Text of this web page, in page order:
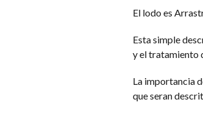
El lodo es
Esta simple
y el tratamiento
La importancia
que seran